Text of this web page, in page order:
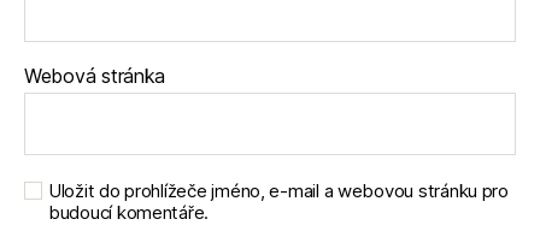
Webová stránka
Uložit do prohlížeče jméno, e-mail a webovou stránku pro
budoucí komentáře.